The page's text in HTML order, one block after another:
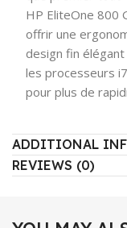
HP EliteOne 800
offrir une
design fin
les processeurs
pour plus de
ADDITIONAL
REVIEWS (0)